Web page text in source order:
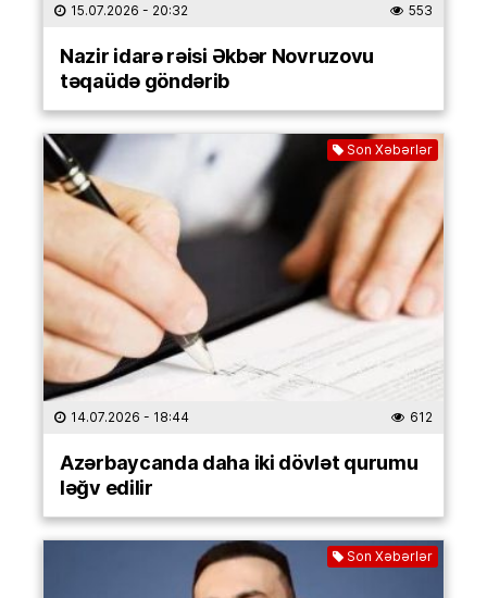
15.07.2026 - 20:32 553
Nazir idarə rəisi Əkbər Novruzovu
təqaüdə göndərib
Son Xəbərlər
14.07.2026 - 18:44 612
Azərbaycanda daha iki dövlət qurumu
ləğv edilir
Son Xəbərlər